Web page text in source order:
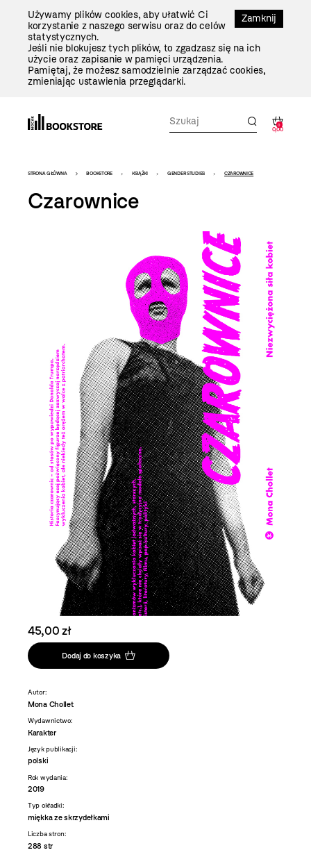
Zamknij
Używamy plików cookies, aby ułatwić Ci
korzystanie z naszego serwisu oraz do celów
statystycznych.
Jeśli nie blokujesz tych plików, to zgadzasz się na ich
użycie oraz zapisanie w pamięci urządzenia.
Pamiętaj, że możesz samodzielnie zarządzać cookies,
zmieniając ustawienia przeglądarki.
0
0,00
Bookstore
-
szablon
STRONA GŁÓWNA BOOKSTORE KSIĄŻKI GENDER STUDIES CZAROWNICE
Czarownice
45,00 zł
Dodaj do koszyka
Autor:
Mona Chollet
Wydawnictwo:
Karakter
Język publikacji:
polski
Rok wydania:
2019
Typ okładki:
miękka ze skrzydełkami
Liczba stron:
288 str